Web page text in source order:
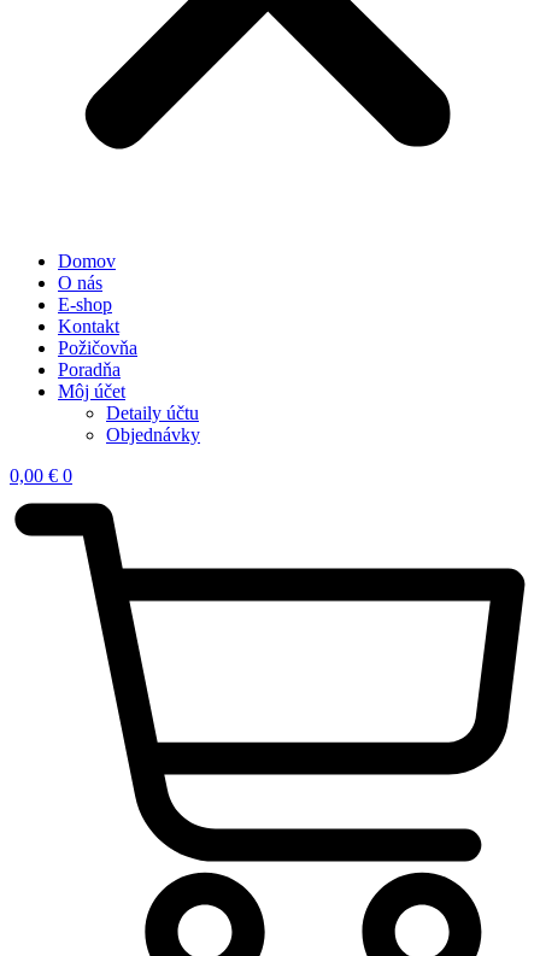
Domov
O nás
E-shop
Kontakt
Požičovňa
Poradňa
Môj účet
Detaily účtu
Objednávky
0,00 € 0